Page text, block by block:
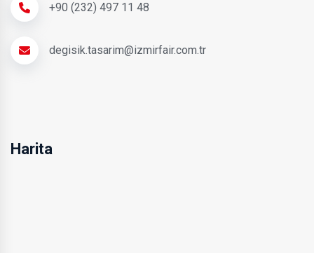
+90 (232) 497 11 48
degisik.tasarim@izmirfair.com.tr
Harita